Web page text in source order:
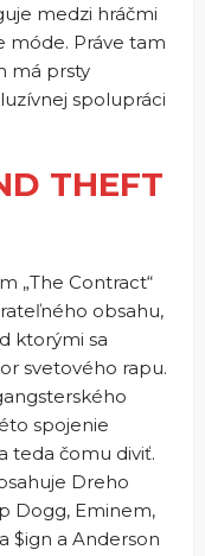
medzi hráčmi
móde. Práve tam
má prsty
spolupráci
THEFT
„The Contract“
obsahu,
ktorými sa
svetového rapu.
spojenie
teda čomu diviť.
Dreho
Dogg, Eminem,
$ign a Anderson